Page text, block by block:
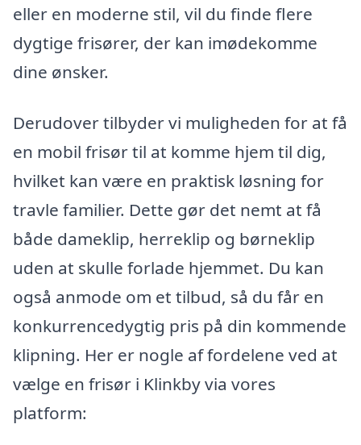
eller en moderne stil, vil du finde flere
dygtige frisører, der kan imødekomme
dine ønsker.
Derudover tilbyder vi muligheden for at få
en mobil frisør til at komme hjem til dig,
hvilket kan være en praktisk løsning for
travle familier. Dette gør det nemt at få
både dameklip, herreklip og børneklip
uden at skulle forlade hjemmet. Du kan
også anmode om et tilbud, så du får en
konkurrencedygtig pris på din kommende
klipning. Her er nogle af fordelene ved at
vælge en frisør i Klinkby via vores
platform: